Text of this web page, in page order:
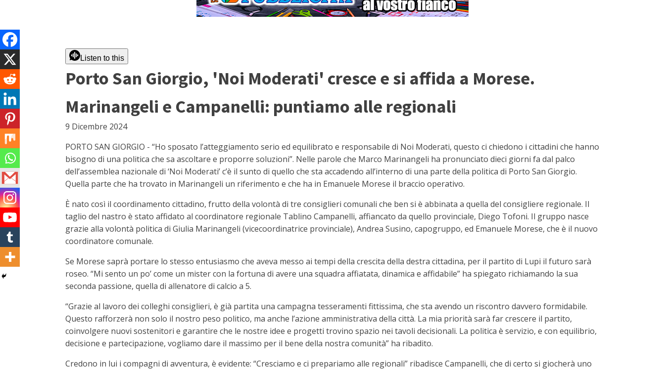
Listen to this
Porto San Giorgio, 'Noi Moderati' cresce e si affida a Morese.
Marinangeli e Campanelli: puntiamo alle regionali
9 Dicembre 2024
PORTO SAN GIORGIO - “Ho sposato l’atteggiamento serio ed equilibrato e responsabile di Noi Moderati, questo ci chiedono i cittadini che hanno
bisogno di una politica che sa ascoltare e proporre soluzioni”. Nelle parole che Marco Marinangeli ha pronunciato dieci giorni fa dal palco
dell’assemblea nazionale di ‘Noi Moderati’ c’è il sunto di quello che sta accadendo all’interno di una parte della politica di Porto San Giorgio.
Quella parte che ha trovato in Marinangeli un riferimento e che ha in Emanuele Morese il braccio operativo.
È nato così il coordinamento cittadino, frutto della volontà di tre consiglieri comunali che ben si è abbinata a quella del consigliere regionale. Il
taglio del nastro è stato affidato al coordinatore regionale Tablino Campanelli, affiancato da quello provinciale, Diego Tofoni. Il gruppo nasce
grazie alla volontà politica di Giulia Marinangeli (vicecoordinatrice provinciale), Andrea Susino, capogruppo, ed Emanuele Morese, che è il nuovo
coordinatore comunale.
Se Morese saprà portare lo stesso entusiasmo che aveva messo ai tempi della crescita della destra cittadina, per il partito di Lupi il futuro sarà
roseo. “Mi sento un po’ come un mister con la fortuna di avere una squadra affiatata, dinamica e affidabile” ha spiegato richiamando la sua
seconda passione, quella di allenatore di calcio a 5.
“Grazie al lavoro dei colleghi consiglieri, è già partita una campagna tesseramenti fittissima, che sta avendo un riscontro davvero formidabile.
Questo rafforzerà non solo il nostro peso politico, ma anche l’azione amministrativa della città. La mia priorità sarà far crescere il partito,
coinvolgere nuovi sostenitori e garantire che le nostre idee e progetti trovino spazio nei tavoli decisionali. La politica è servizio, e con equilibrio,
decisione e partecipazione, vogliamo dare il massimo per il bene della nostra comunità” ha ribadito.
Credono in lui i compagni di avventura, è evidente: “Cresciamo e ci prepariamo alle regionali” ribadisce Campanelli, che di certo si giocherà uno